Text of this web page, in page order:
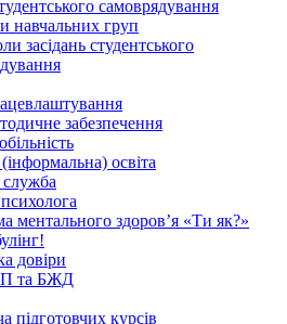
самоврядування
навчальних груп
засідань студентського
забезпечення
освіта
служба
ментального здоров’я «Ти як?»
довіри
та БЖД
підготовчих курсів